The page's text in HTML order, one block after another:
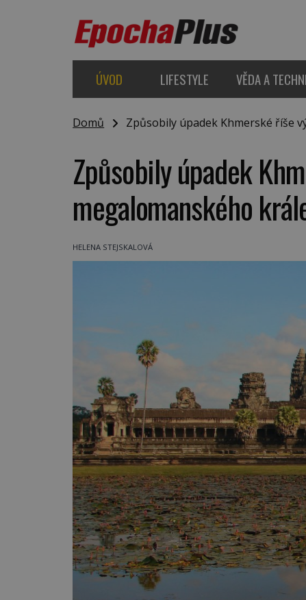
ÚVOD LIFESTYLE VĚDA A
Domů Způsobily úpadek Khmerské říše
Způsobily úpadek
megalomanského
HELENA STEJSKALOVÁ